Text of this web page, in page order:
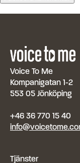
Voice To Me
Kompanigatan 1-2
553 05 Jönköping
+46 36 770 15 40
Tjänster